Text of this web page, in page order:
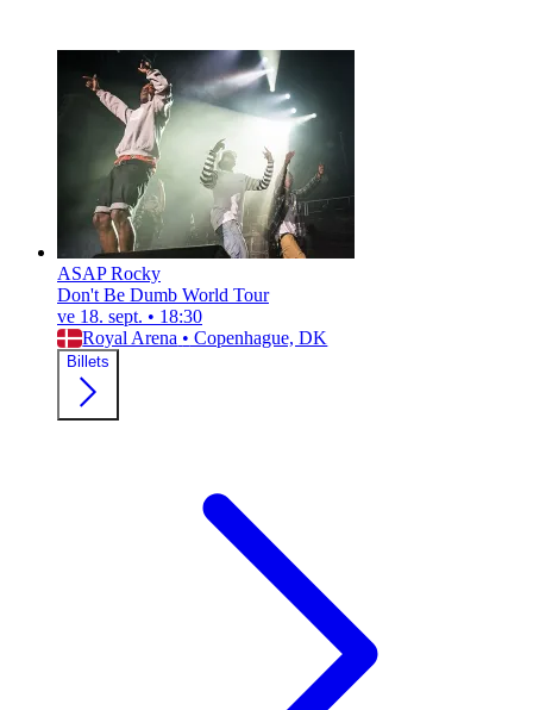
ASAP Rocky
Don't Be Dumb World Tour
ve 18. sept. • 18:30
Royal Arena • Copenhague, DK
Billets